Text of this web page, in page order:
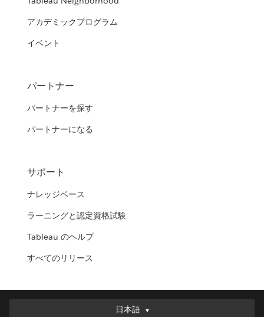
アカデミックプログラム
イベント
パートナー
パートナーを探す
パートナーになる
サポート
ナレッジベース
ラーニングと認定資格試験
Tableau のヘルプ
すべてのリリース
日本語
日本語